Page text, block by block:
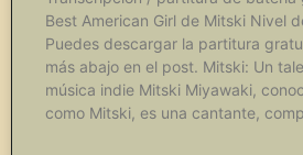
Best American Girl de Mitski Nivel
Puedes descargar la partitura
más abajo en el post. Mitski: Un
música indie Mitski Miyawaki,
como Mitski, es una cantante,